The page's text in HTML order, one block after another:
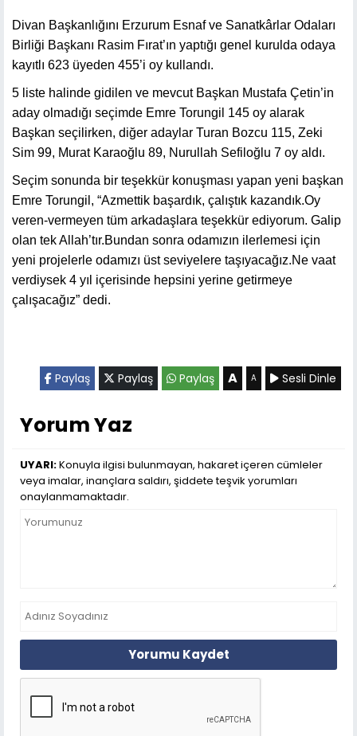
Divan Başkanlığını Erzurum Esnaf ve Sanatkârlar Odaları
Birliği Başkanı Rasim Fırat’ın yaptığı genel kurulda odaya
kayıtlı 623 üyeden 455’i oy kullandı.
5 liste halinde gidilen ve mevcut Başkan Mustafa Çetin’in
aday olmadığı seçimde Emre Torungil 145 oy alarak
Başkan seçilirken, diğer adaylar Turan Bozcu 115, Zeki
Sim 99, Murat Karaoğlu 89, Nurullah Sefiloğlu 7 oy aldı.
Seçim sonunda bir teşekkür konuşması yapan yeni başkan
Emre Torungil, “Azmettik başardık, çalıştık kazandık.Oy
veren-vermeyen tüm arkadaşlara teşekkür ediyorum. Galip
olan tek Allah’tır.Bundan sonra odamızın ilerlemesi için
yeni projelerle odamızı üst seviyelere taşıyacağız.Ne vaat
verdiysek 4 yıl içerisinde hepsini yerine getirmeye
çalışacağız” dedi.
Paylaş Paylaş Paylaş A A Sesli Dinle
Yorum Yaz
UYARI:Konuyla ilgisi bulunmayan, hakaret içeren cümleler
veya imalar, inançlara saldırı, şiddete teşvik yorumları
onaylanmamaktadır.
Yorumu Kaydet